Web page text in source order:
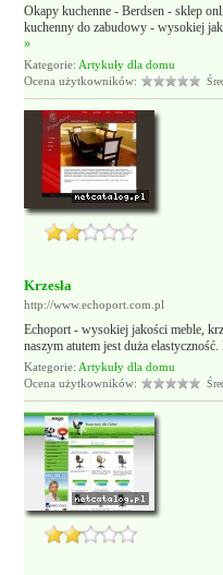
Okapy kuchenne - Berdsen - sklep
kuchenny do zabudowy - wysokiej
»
Kategorie: Artykuły dla domu
Ocena użytkowników:
Krzesła
http://www.echoport.com.pl
Echoport - wysokiej jakości meble,
naszym atutem jest duża
Kategorie: Artykuły dla domu
Ocena użytkowników: